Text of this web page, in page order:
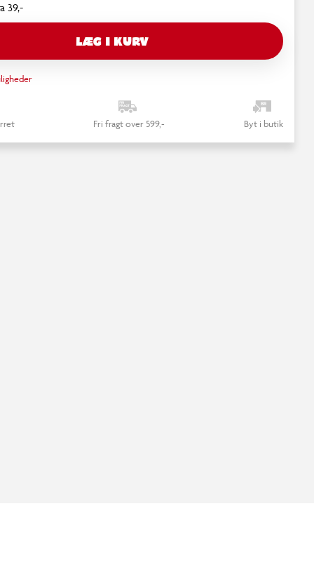
39,-
LÆG I KURV
Fri fragt over 599,- Byt i butik